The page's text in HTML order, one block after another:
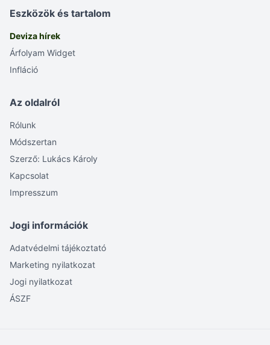
Eszközök és tartalom
Deviza hírek
Árfolyam Widget
Infláció
Az oldalról
Rólunk
Módszertan
Szerző: Lukács Károly
Kapcsolat
Impresszum
Jogi információk
Adatvédelmi tájékoztató
Marketing nyilatkozat
Jogi nyilatkozat
ÁSZF